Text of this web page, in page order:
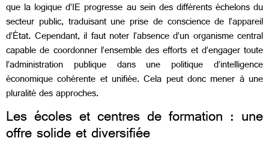
que la logique d’IE progresse au sein des différents échelons du
secteur public, traduisant une prise de conscience de l’appareil
d’État. Cependant, il faut noter l’absence d’un organisme central
capable de coordonner l’ensemble des efforts et d’engager toute
l’administration publique dans une politique d’intelligence
économique cohérente et unifiée. Cela peut donc mener à une
pluralité des approches.
Les écoles et centres de formation : une
offre solide et diversifiée